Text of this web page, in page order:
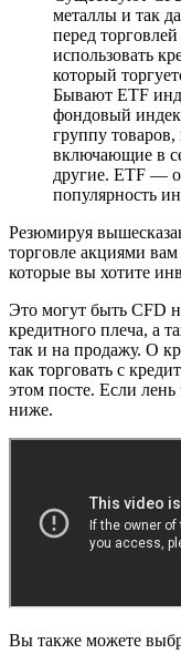
металлы и так
перед
использовать
который
Бывают ETF
фондовый
группу
включающие в
другие. ETF —
популярность
Резюмируя
торговле акциями
которые вы хотите
Это могут быть CFD
кредитного плеча, а
так и на продажу. О
как торговать с
этом посте. Если
ниже.
Вы также можете